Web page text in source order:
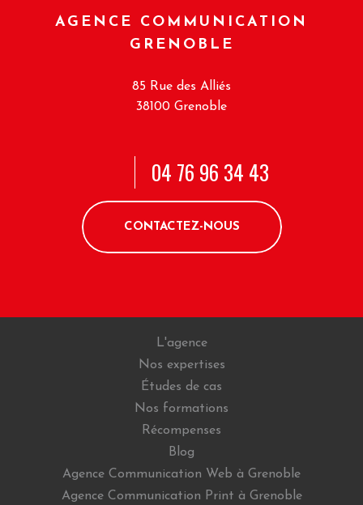
AGENCE COMMUNICATION
GRENOBLE
85 Rue des Alliés
38100 Grenoble
04 76 96 34 43
CONTACTEZ-NOUS
L'agence
Nos expertises
Études de cas
Nos formations
Récompenses
Blog
Agence Communication Web à Grenoble
Agence Communication Print à Grenoble